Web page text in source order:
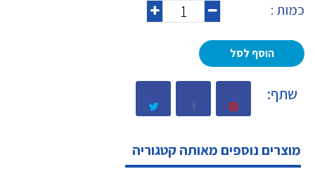
כמות :
הוסף לסל
שתף:
מוצרים נוספים מאותה קטגוריה